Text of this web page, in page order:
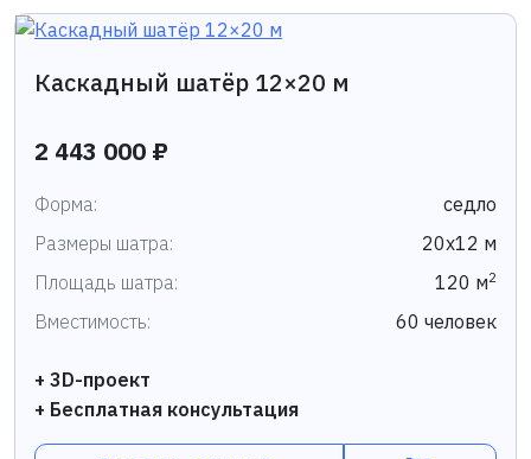
Каскадный шатёр 12×20 м
2 443 000 ₽
Форма:
седло
Размеры шатра:
20х12 м
Площадь шатра:
120 м2
Вместимость: 60 человек
+ 3D-проект
+ Бесплатная консультация